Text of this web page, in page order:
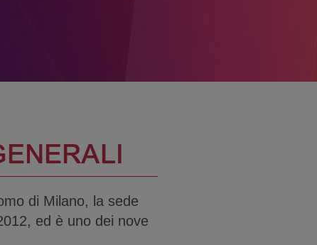
di Milano, la sede
ed è uno dei nove